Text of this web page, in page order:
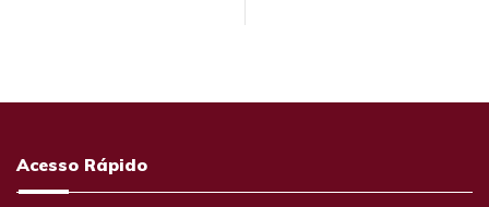
Acesso Rápido